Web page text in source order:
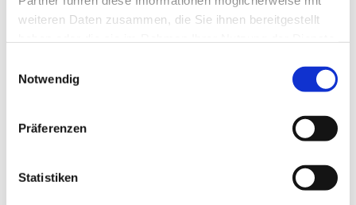
weiteren Daten zusammen, die Sie ihnen bereitgestellt
Notwendig
Präferenzen
Statistiken
Rahmen unseres Ostercrashkurses auch sehr
viel Theater gespielt. Die Gottesdienste im
Kindern mitgestaltet (Blasius, Erntedank,
etc.). Regelmäßige Besuche im
Hilfsprojekten sind nur ein Teil des sozialen
Selbstverständlich werden auch Kinder mit
erhöhtem Hilfs –und/oder Förderbedarf in